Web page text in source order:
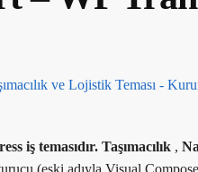
iş temasıdır. Taşımacılık ,